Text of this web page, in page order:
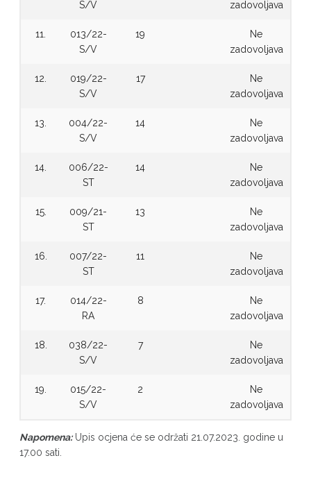
S/V
zadovoljava
11.
013/22-
S/V
19
Ne
zadovoljava
12.
019/22-
S/V
17
Ne
zadovoljava
13.
004/22-
S/V
14
Ne
zadovoljava
14.
006/22-
ST
14
Ne
zadovoljava
15.
009/21-
ST
13
Ne
zadovoljava
16.
007/22-
ST
11
Ne
zadovoljava
17.
014/22-
RA
8
Ne
zadovoljava
18.
038/22-
S/V
7
Ne
zadovoljava
19.
015/22-
S/V
2
Ne
zadovoljava
Napomena:Upis ocjena će se održati 21.07.2023. godine u
17.00 sati.